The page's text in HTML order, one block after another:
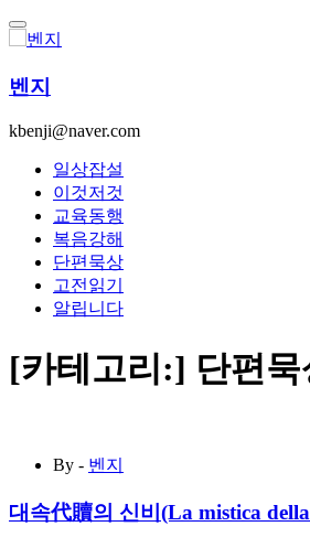
콘
텐
로
너
벤지
kbenji@naver.com
일상잡설
이것저것
교육동행
복음강해
단편묵상
고전읽기
알립니다
[카테고리:] 단편묵
By - 벤지
대속代贖의 신비(La mistica